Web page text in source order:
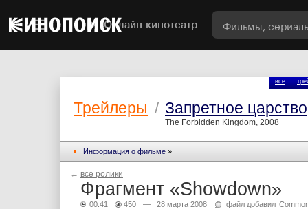
Онлайн-кинотеатр
все
Трейлеры / Запретное царство
The Forbidden Kingdom, 2008
Информация о фильме »
← все ролики
Фрагмент «Showdown»
00:41 450 — 28 марта 2008 файл добавил